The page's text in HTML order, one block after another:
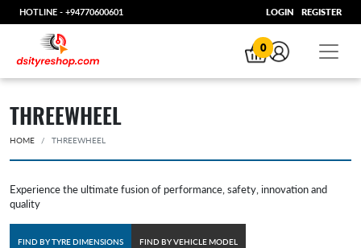
HOTLINE - +94770600601 LOGIN REGISTER
0
THREEWHEEL
HOME THREEWHEEL
Experience the ultimate fusion of performance, safety, innovation and
quality
FIND BY TYRE DIMENSIONS FIND BY VEHICLE MODEL